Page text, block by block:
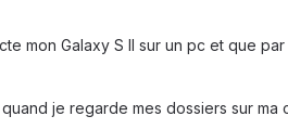
mon Galaxy S II sur un pc et que
je regarde mes dossiers sur ma